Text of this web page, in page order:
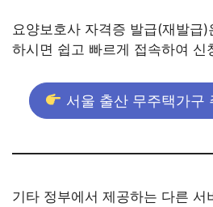
요양보호사 자격증 발급(재발급
하시면 쉽고 빠르게 접속하여 신
서울 출산 무주택가구
기타 정부에서 제공하는 다른 서